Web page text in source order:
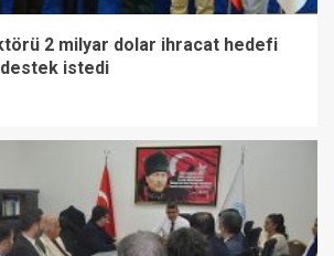
2 milyar dolar ihracat hedefi
destek istedi